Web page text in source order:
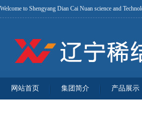
Welcome to Shengyang Dian Cai Nuan science and
网站首页 集团简介 产品展示